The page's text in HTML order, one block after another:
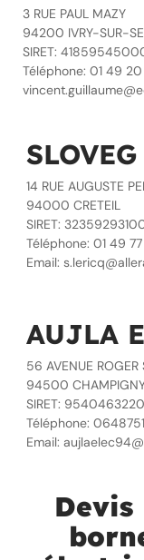
3 RUE PAUL MAZY
94200 IVRY-SUR-
SIRET:
Téléphone: 01 49
SLOVEG
14 RUE AUGUSTE
94000 CRETEIL
SIRET:
Téléphone: 01 49
Email:
AUJLA
56 AVENUE ROGER
94500
SIRET:
Téléphone:
Email: